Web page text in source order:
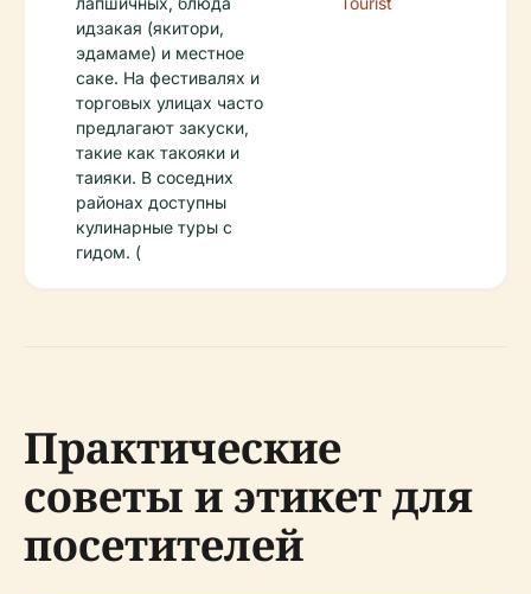
идзакая (якитори,
эдамаме) и местное
саке. На фестивалях и
торговых улицах часто
предлагают закуски,
такие как такояки и
таияки. В соседних
районах доступны
кулинарные туры с
гидом. (
Практические
советы и этикет для
посетителей